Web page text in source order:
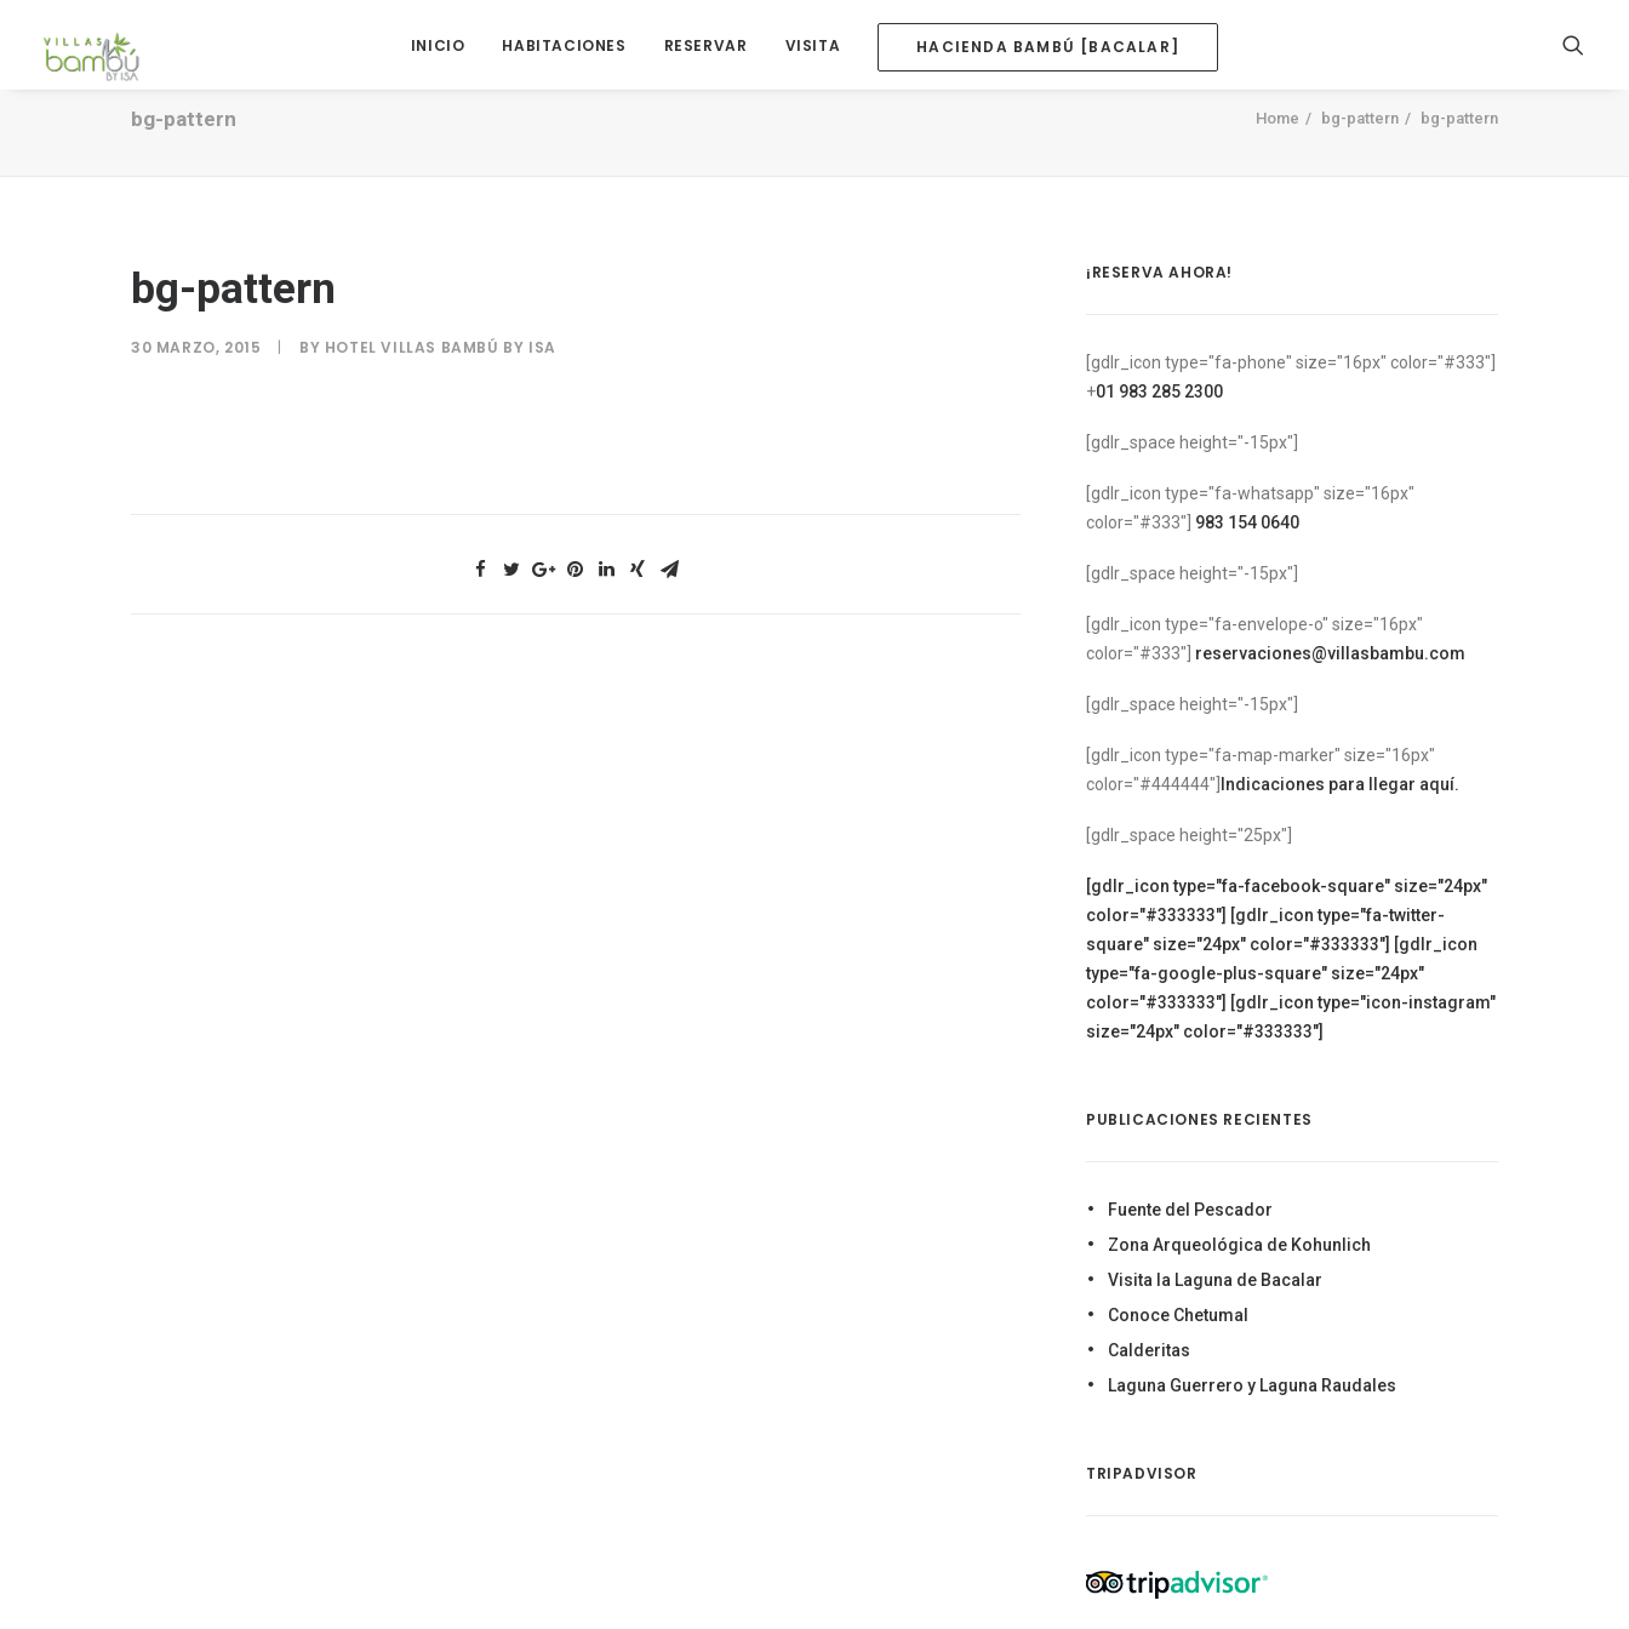
INICIO HABITACIONES RESERVAR VISITA HACIENDA BAMBÚ [BACALAR]
bg-pattern Home bg-pattern bg-pattern
bg-pattern
30 MARZO, 2015 | BY HOTEL VILLAS BAMBÚ BY ISA
¡RESERVA AHORA!
[gdlr_icon type="fa-phone" size="16px" color="#333"]
+01 983 285 2300
[gdlr_space height="-15px"]
[gdlr_icon type="fa-whatsapp" size="16px"
color="#333"] 983 154 0640
[gdlr_space height="-15px"]
[gdlr_icon type="fa-envelope-o" size="16px"
color="#333"] reservaciones@villasbambu.com
[gdlr_space height="-15px"]
[gdlr_icon type="fa-map-marker" size="16px"
color="#444444"]
Indicaciones para llegar aquí.
[gdlr_space height="25px"]
[gdlr_icon type="fa-facebook-square" size="24px"
color="#333333"] [gdlr_icon type="fa-twitter-
square" size="24px" color="#333333"] [gdlr_icon
type="fa-google-plus-square" size="24px"
color="#333333"] [gdlr_icon type="icon-instagram"
size="24px" color="#333333"]
PUBLICACIONES RECIENTES
Fuente del Pescador
Zona Arqueológica de Kohunlich
Visita la Laguna de Bacalar
Conoce Chetumal
Calderitas
Laguna Guerrero y Laguna Raudales
TRIPADVISOR